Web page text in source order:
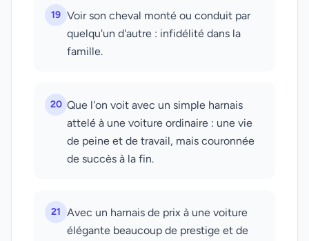
19 Voir son cheval monté ou conduit par
quelqu'un d'autre : infidélité dans la
famille.
20 Que l'on voit avec un simple harnais
attelé à une voiture ordinaire : une vie
de peine et de travail, mais couronnée
de succès à la fin.
21 Avec un harnais de prix à une voiture
élégante beaucoup de prestige et de